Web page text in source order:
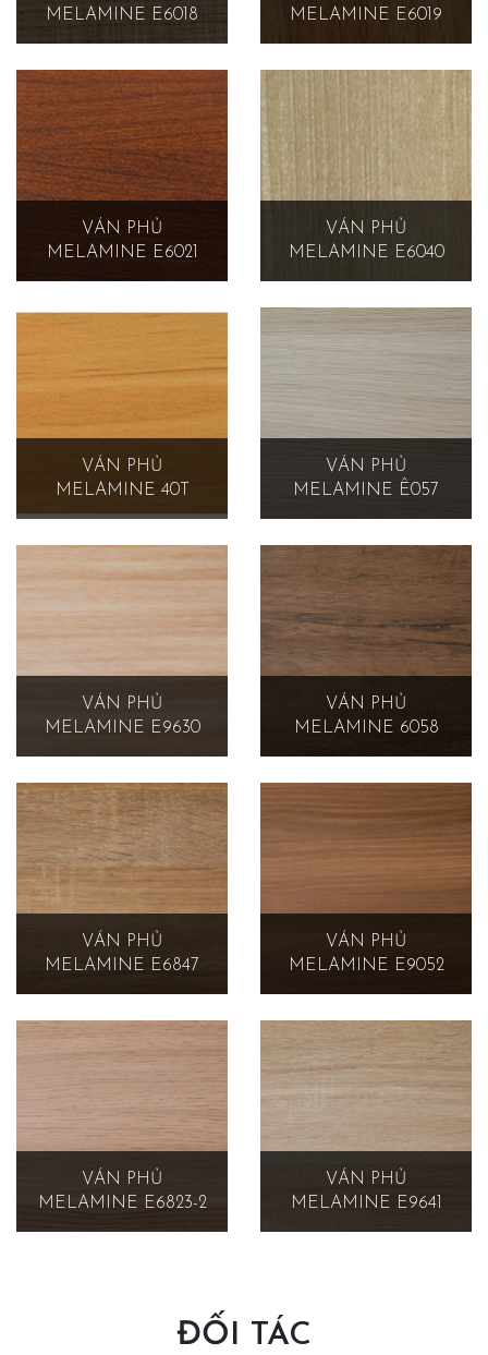
MELAMINE E6018
MELAMINE E6019
VÁN PHỦ
MELAMINE E6021
VÁN PHỦ
MELAMINE E6040
VÁN PHỦ
MELAMINE 40T
VÁN PHỦ
MELAMINE Ê057
VÁN PHỦ
MELAMINE E9630
VÁN PHỦ
MELAMINE 6058
VÁN PHỦ
MELAMINE E6847
VÁN PHỦ
MELAMINE E9052
VÁN PHỦ
MELAMINE E6823-2
VÁN PHỦ
MELAMINE E9641
ĐỐI TÁC